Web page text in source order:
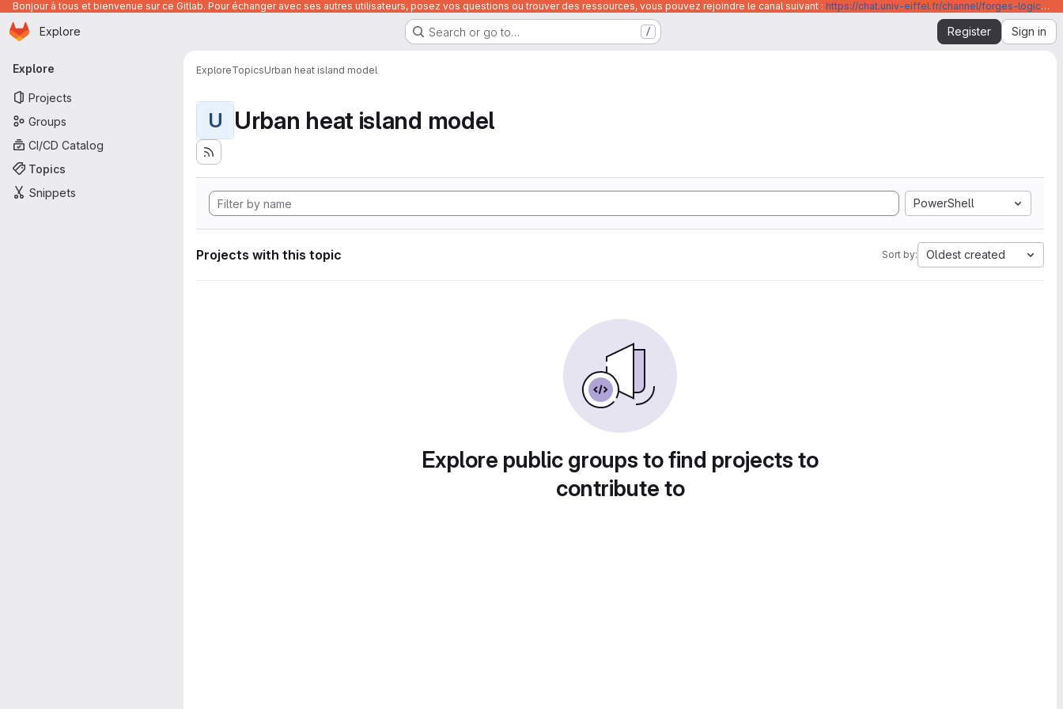
Bonjour à tous et bienvenue sur ce Gitlab. Pour échanger avec ses autres utilisateurs, posez vos questions ou trouver des ressources, vous pouvez rejoindre le canal suivant : https://chat.univ-eiffel.fr/channel/forges-logicielles-github-et-gitlab-universite-gustave-eiffel
Skip to main content
Homepage
Explore Search or go to… / Register Sign in
Primary navigation
Explore
Projects
Groups
CI/CD Catalog
Topics
Snippets
ExploreTopicsUrban heat island model
U Urban heat island model
PowerShell
Projects with this topic Sort by: Oldest created
Explore public groups to find projects to
contribute to